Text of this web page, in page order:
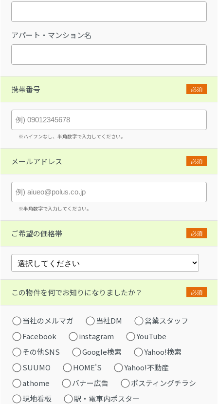
アパート・マンション名
携帯番号 必須
※ハイフンなし、半角数字で入力してください。
メールアドレス 必須
※半角数字で入力してください。
ご希望の価格帯 必須
この物件を何でお知りになりましたか？ 必須
当社のメルマガ 当社DM
営業スタッフ
Facebook
instagram
YouTube
その他SNS
Google検索
Yahoo!検索
SUUMO
HOME'S
Yahoo!不動産
athome
バナー広告
ポスティングチラシ
現地看板
駅・電車内ポスター